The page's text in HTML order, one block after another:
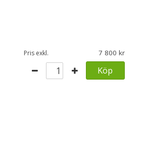
Pris exkl. 7 800
Köp